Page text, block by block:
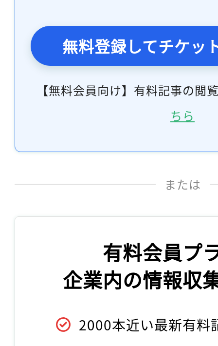
無料登録してチケッ
【無料会員向け】有料記事の閲
ちら
または
有料会員プ
企業内の情報収
2000本近い最新有料